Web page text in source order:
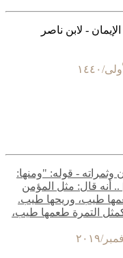
- لابن ناصر
وثمراته - قوله: "ومنها:
أنه قال: مثل المؤمن
طيب، وريحها طيب.
كمثل التمرة طعمها طيب،